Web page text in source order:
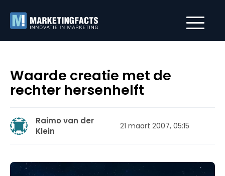
Waarde creatie met de
rechter hersenhelft
Raimo van der
Klein
21 maart 2007, 05:15